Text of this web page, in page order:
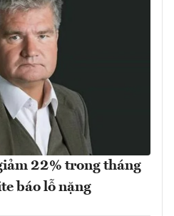
22% trong tháng
báo lỗ nặng